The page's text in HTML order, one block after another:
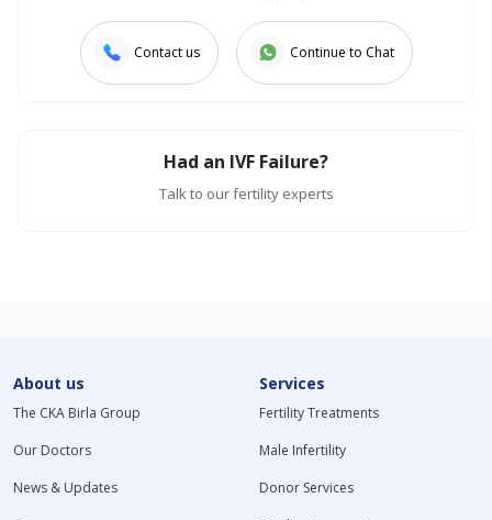
Contact us Continue to Chat
Had an IVF Failure?
Talk to our fertility experts
About us
The CKA Birla Group
Our Doctors
News & Updates
Services
Fertility Treatments
Male Infertility
Donor Services